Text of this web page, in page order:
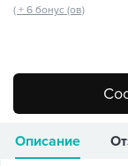
( + 6 бонус (ов)
Описание